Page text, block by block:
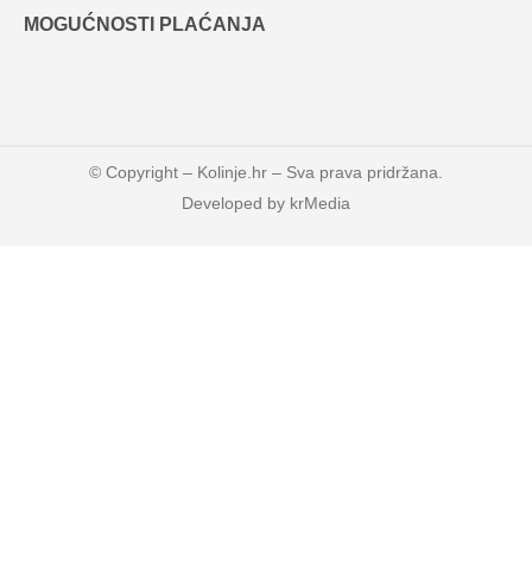
MOGUĆNOSTI PLAĆANJA
© Copyright – Kolinje.hr – Sva prava pridržana.
Developed by krMedia